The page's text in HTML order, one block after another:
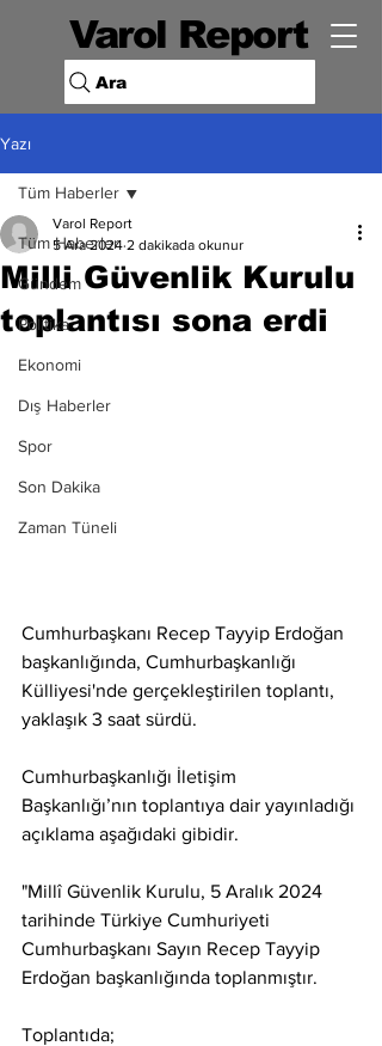
Varol Report
Ara
Yazı
Tüm Haberler
Gündem
Politika
Ekonomi
Dış Haberler
Spor
Son Dakika
Zaman Tüneli
Tüm Haberler
Milli Güvenlik Kurulu
toplantısı sona erdi
Varol Report
5 Ara 2024 2 dakikada okunur
Cumhurbaşkanı Recep Tayyip Erdoğan
başkanlığında, Cumhurbaşkanlığı
Külliyesi'nde gerçekleştirilen toplantı,
yaklaşık 3 saat sürdü.
Cumhurbaşkanlığı İletişim
Başkanlığı’nın toplantıya dair yayınladığı
açıklama aşağıdaki gibidir.
"Millî Güvenlik Kurulu, 5 Aralık 2024
tarihinde Türkiye Cumhuriyeti
Cumhurbaşkanı Sayın Recep Tayyip
Erdoğan başkanlığında toplanmıştır.
Toplantıda;